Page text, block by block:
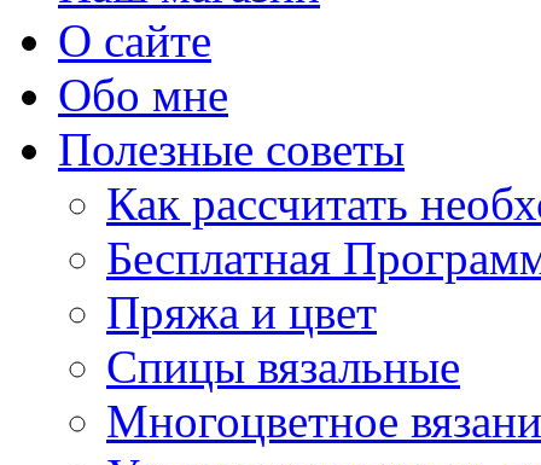
О сайте
Обо мне
Полезные советы
Как рассчитать
Бесплатная
Пряжа и цвет
Спицы вязальные
Многоцветное